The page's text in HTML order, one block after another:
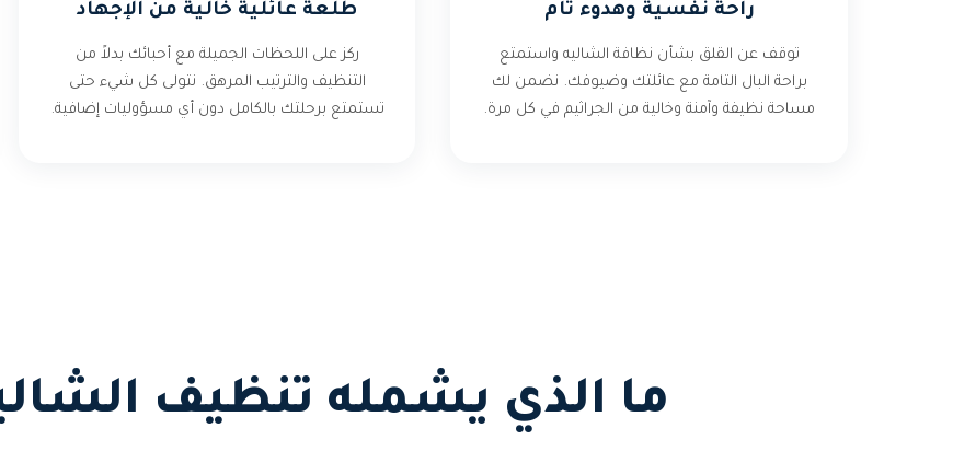
راحة نفسية وهدوء تام
توقف عن القلق بشأن نظافة الشاليه واستمتع
براحة البال التامة مع عائلتك وضيوفك. نضمن لك
مساحة نظيفة وآمنة وخالية من الجراثيم في كل مرة.
طلعة عائلية خالية من الإجهاد
ركز على اللحظات الجميلة مع أحبائك بدلاً من
التنظيف والترتيب المرهق. نتولى كل شيء حتى
تستمتع برحلتك بالكامل دون أي مسؤوليات إضافية.
ما الذي يشمله تنظيف